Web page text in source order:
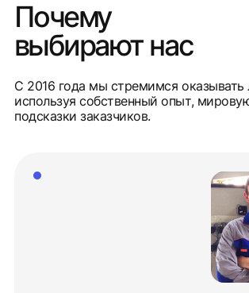
Почему
выбирают нас
С 2016 года мы стремимся оказывать
используя собственный опыт,
подсказки заказчиков.